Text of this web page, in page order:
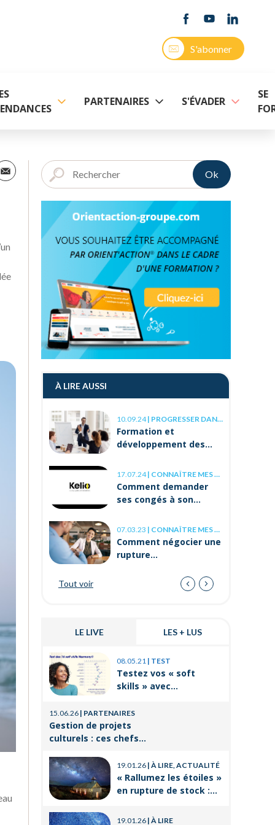
S'abonner
PARTENAIRES S'ÉVADER
SE
Ok
À LIRE AUSSI
10.09.24| PROGRESSER DANS SA CARRIÈRE
Formation et
développement des
de la réussite à long
terme
17.07.24| CONNAÎTRE MES DROITS
Comment demander
ses congés à son
07.03.23 | CONNAÎTRE MES DROITS
Comment négocier une
rupture
Tout voir
LE LIVE LES + LUS
08.05.21 | TEST
Testez vos « soft
skills » avec
15.06.26 | PARTENAIRES
Gestion de projets
culturels : ces chefs
qui font vivre la culture
19.01.26 | À LIRE, ACTUALITÉ
« Rallumez les étoiles »
en rupture de stock :
d’Emeric Lebreton dès
19.01.26 | À LIRE